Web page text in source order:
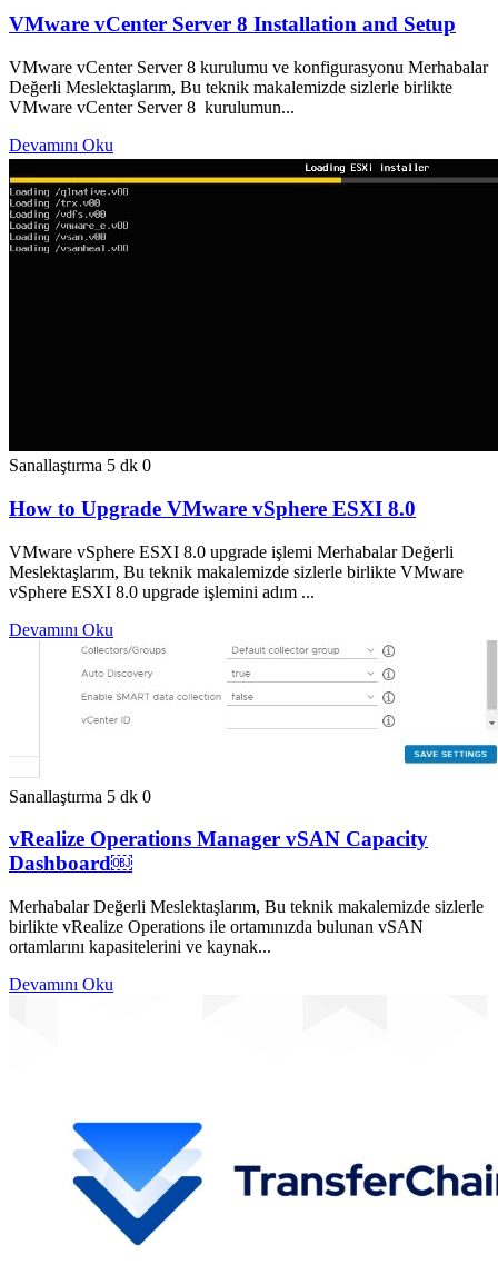
VMware vCenter Server 8 Installation and Setup
VMware vCenter Server 8 kurulumu ve konfigurasyonu Merhabalar
Değerli Meslektaşlarım, Bu teknik makalemizde sizlerle birlikte
VMware vCenter Server 8 kurulumun...
Devamını Oku
Sanallaştırma 5 dk 0
How to Upgrade VMware vSphere ESXI 8.0
VMware vSphere ESXI 8.0 upgrade işlemi Merhabalar Değerli
Meslektaşlarım, Bu teknik makalemizde sizlerle birlikte VMware
vSphere ESXI 8.0 upgrade işlemini adım ...
Devamını Oku
Sanallaştırma 5 dk 0
vRealize Operations Manager vSAN Capacity
Dashboard￼
Merhabalar Değerli Meslektaşlarım, Bu teknik makalemizde sizlerle
birlikte vRealize Operations ile ortamınızda bulunan vSAN
ortamlarını kapasitelerini ve kaynak...
Devamını Oku